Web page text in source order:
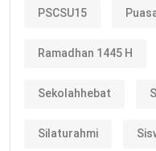
PSCSU15
Ramadhan 1445 H
Sekolahhebat
Silaturahmi